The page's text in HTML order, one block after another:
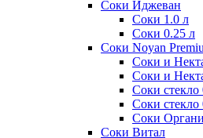
Соки Иджеван
Соки 1.0 л
Соки 0.25 л
Соки Noyan
Соки и
Соки и
Соки стекло
Соки стекло
Соки
Соки Витал